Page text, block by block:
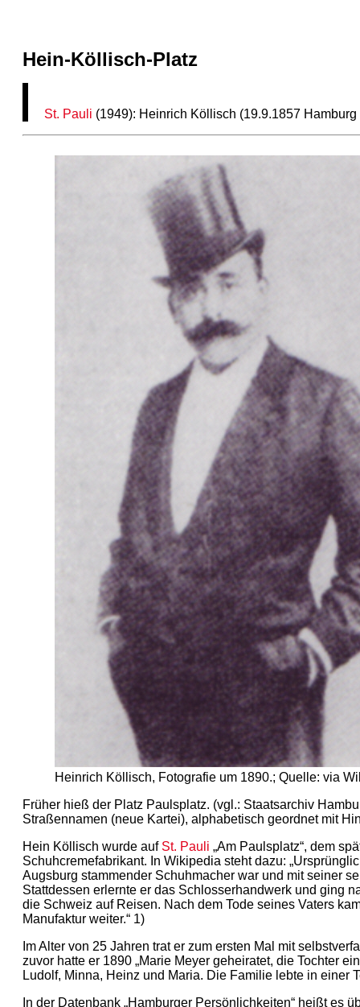
Hein-Köllisch-Platz
St. Pauli (1949): Heinrich Köllisch (19.9.1857
Heinrich Köllisch, Fotografie um 1890.; Quelle: via
Früher hieß der Platz Paulsplatz. (vgl.: Staatsarchiv
Straßennamen (neue Kartei), alphabetisch geordnet mit
Hein Köllisch wurde auf St. Pauli „Am Paulsplatz“, dem
Schuhcremefabrikant. In Wikipedia steht dazu:
Augsburg stammender Schuhmacher war und mit seiner
Stattdessen erlernte er das Schlosserhandwerk und ging
die Schweiz auf Reisen. Nach dem Tode seines Vaters
Manufaktur weiter.“ 1)
Im Alter von 25 Jahren trat er zum ersten Mal mit
zuvor hatte er 1890 „Marie Meyer geheiratet, die Tochter
Ludolf, Minna, Heinz und Maria. Die Familie lebte in einer
In der Datenbank „Hamburger Persönlichkeiten“ heißt es